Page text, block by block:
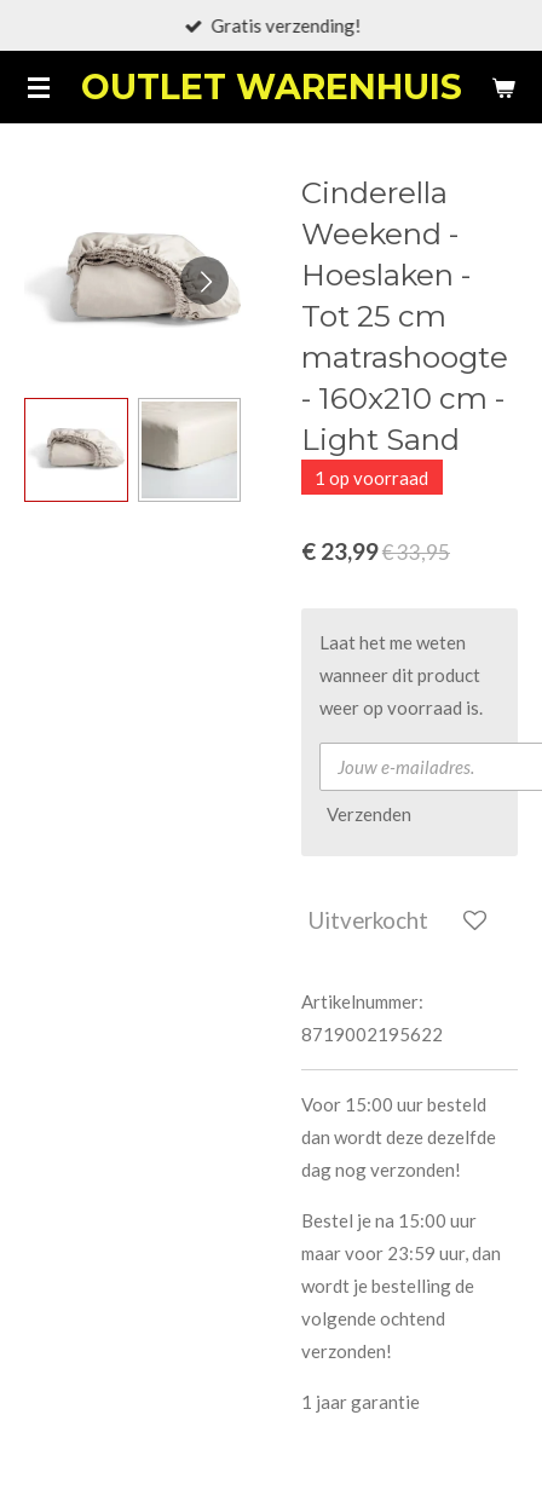
naar
de
OUTLET WARENHUIS
Gratis verzending!
Cinderella
Weekend -
Hoeslaken -
Tot 25 cm
matrashoogte
- 160x210 cm -
Light Sand
1 op voorraad
€ 23,99€ 33,95
Laat het me weten
wanneer dit product
weer op voorraad is.
Verzenden
Uitverkocht
Artikelnummer:
8719002195622
Voor 15:00 uur besteld
dan wordt deze dezelfde
dag nog verzonden!
Bestel je na 15:00 uur
maar voor 23:59 uur, dan
wordt je bestelling de
volgende ochtend
verzonden!
1 jaar garantie